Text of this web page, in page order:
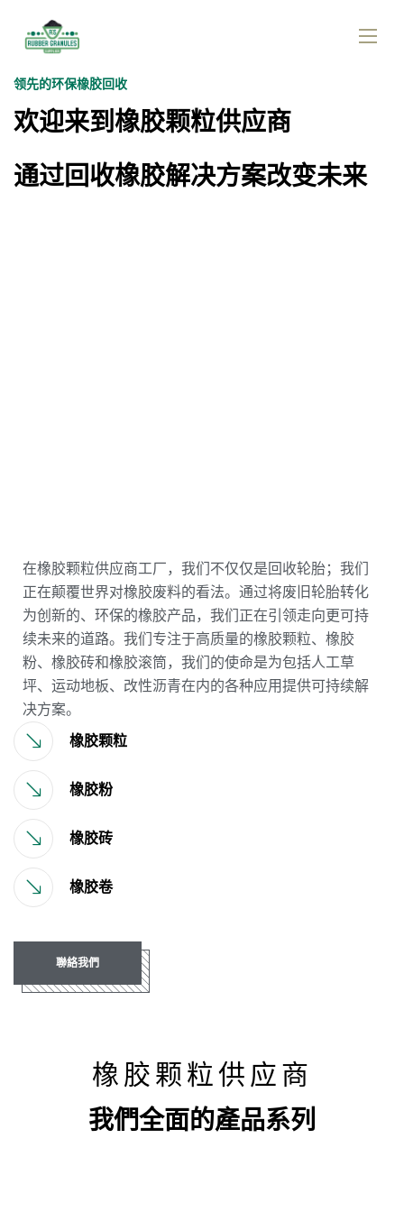
领先的环保橡胶回收
欢迎来到橡胶颗粒供应商
通过回收橡胶解决方案改变未来
在橡胶颗粒供应商工厂，我们不仅仅是回收轮胎；我们
正在颠覆世界对橡胶废料的看法。通过将废旧轮胎转化
为创新的、环保的橡胶产品，我们正在引领走向更可持
续未来的道路。我们专注于高质量的橡胶颗粒、橡胶
粉、橡胶砖和橡胶滚筒，我们的使命是为包括人工草
坪、运动地板、改性沥青在内的各种应用提供可持续解
决方案。
橡胶颗粒
橡胶粉
橡胶砖
橡胶卷
聯絡我們
橡胶颗粒供应商
我們全面的產品系列